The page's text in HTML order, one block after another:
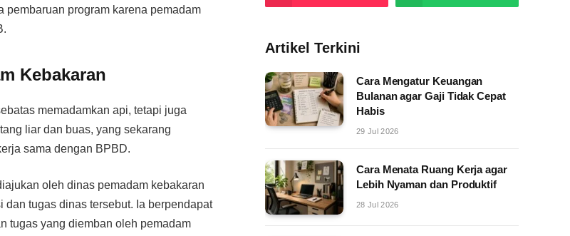
pembaruan program karena pemadam
Kebakaran
memadamkan api, tetapi juga
liar dan buas, yang sekarang
sama dengan BPBD.
oleh dinas pemadam kebakaran
tugas dinas tersebut. Ia berpendapat
tugas yang diemban oleh pemadam
Artikel Terkini
Cara Mengatur Keuangan
Bulanan agar Gaji Tidak Cepat
Habis
29 Jul 2026
Cara Menata Ruang Kerja agar
Lebih Nyaman dan Produktif
28 Jul 2026